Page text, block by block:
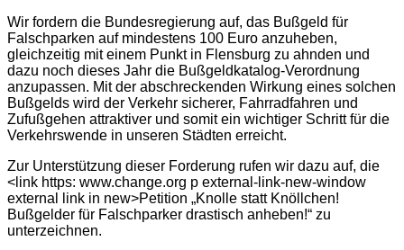
Wir fordern die Bundesregierung auf, das Bußgeld für
Falschparken auf mindestens 100 Euro anzuheben,
gleichzeitig mit einem Punkt in Flensburg zu ahnden und
dazu noch dieses Jahr die Bußgeldkatalog-Verordnung
anzupassen. Mit der abschreckenden Wirkung eines solchen
Bußgelds wird der Verkehr sicherer, Fahrradfahren und
Zufußgehen attraktiver und somit ein wichtiger Schritt für die
Verkehrswende in unseren Städten erreicht.
Zur Unterstützung dieser Forderung rufen wir dazu auf, die
<link https: www.change.org p external-link-new-window
external link in new>Petition „Knolle statt Knöllchen!
Bußgelder für Falschparker drastisch anheben!“ zu
unterzeichnen.